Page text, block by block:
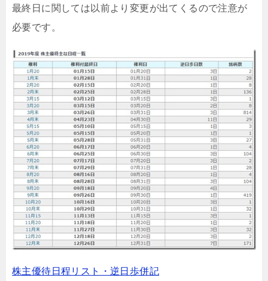
最終日に関しては以前より変更が出てくるので注意が
必要です。
株主優待日程リスト・逆日歩併記